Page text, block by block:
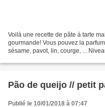
Voilà une recette de pâte à tarte
gourmande! Vous pouvez la
sésame, pavot, lin, courge, ...
Pão de queijo // petit
Publié le 10/01/2018 à 07:47